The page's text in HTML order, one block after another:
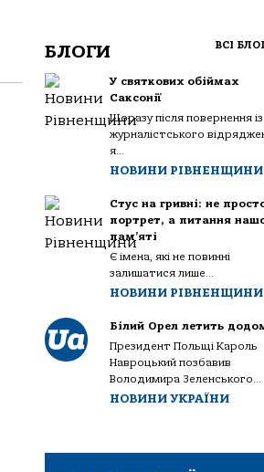
БЛОГИ ВСІ
У святкових обіймах
Саксонії
Щоразу після повернення із
журналістського
я...
НОВИНИ РІВНЕНЩИНИ
Стус на гривні: не
портрет, а питання
пам’яті
Є імена, які не повинні
залишатися лише...
НОВИНИ РІВНЕНЩИНИ
Білий Орел летить
Президент Польщі Кароль
Навроцький позбавив
Володимира Зеленського...
НОВИНИ УКРАЇНИ